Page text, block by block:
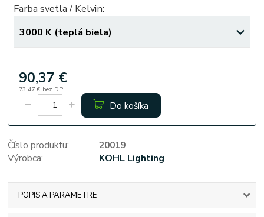
Farba svetla / Kelvin:
90,37 €
73,47 € bez DPH
Do košíka
Číslo produktu:
20019
Výrobca:
KOHL Lighting
POPIS A PARAMETRE